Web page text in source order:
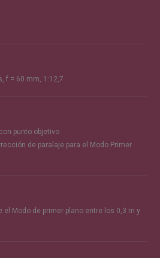
f = 60 mm, 1:12,7
punto objetivo
de paralaje para el Modo Primer
el Modo de primer plano entre los 0,3 m y